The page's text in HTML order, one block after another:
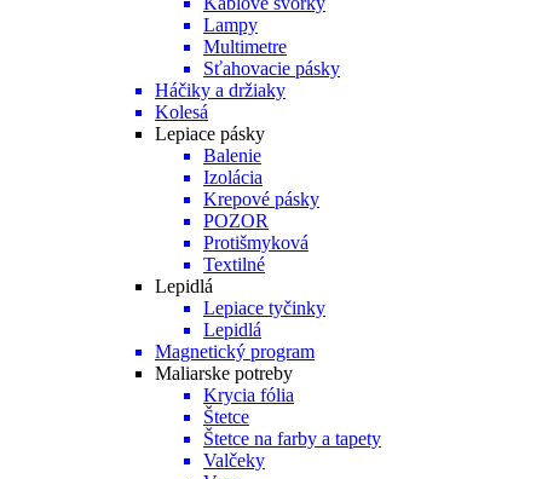
Lampy
Multimetre
Sťahovacie pásky
Háčiky a držiaky
Kolesá
Lepiace pásky
Balenie
Izolácia
Krepové pásky
POZOR
Protišmyková
Textilné
Lepidlá
Lepiace tyčinky
Lepidlá
Magnetický program
Maliarske potreby
Krycia fólia
Štetce
Štetce na farby a tapety
Valčeky